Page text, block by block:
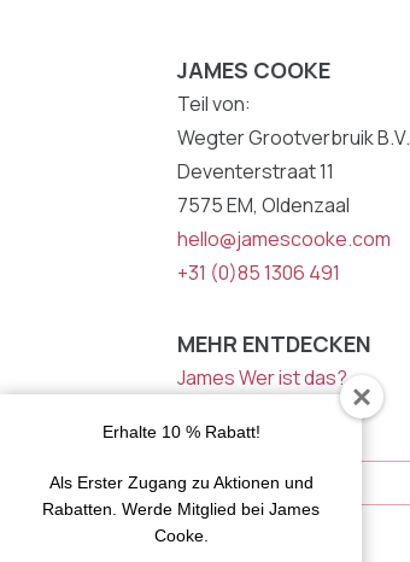
JAMES COOKE
Teil von:
Wegter Grootverbruik B.V.
Deventerstraat 11
7575 EM, Oldenzaal
hello@jamescooke.com
+31 (0)85 1306 491
MEHR ENTDECKEN
James Wer ist das?
Inspiration von James
NEWSLETTER
Mail
Adresse
Erhalte 10 % Rabatt!
Als Erster Zugang zu Aktionen und
Rabatten. Werde Mitglied bei James
Cooke.